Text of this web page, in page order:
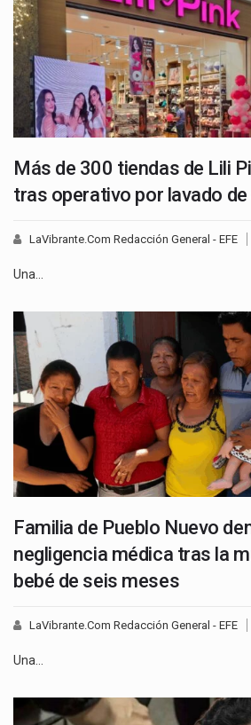
Más de 300 tiendas de Lili
tras operativo por lavado
LaVibrante.Com Redacción General - EFE
Una…
Familia de Pueblo Nuevo
negligencia médica tras la
bebé de seis meses
LaVibrante.Com Redacción General - EFE
Una…